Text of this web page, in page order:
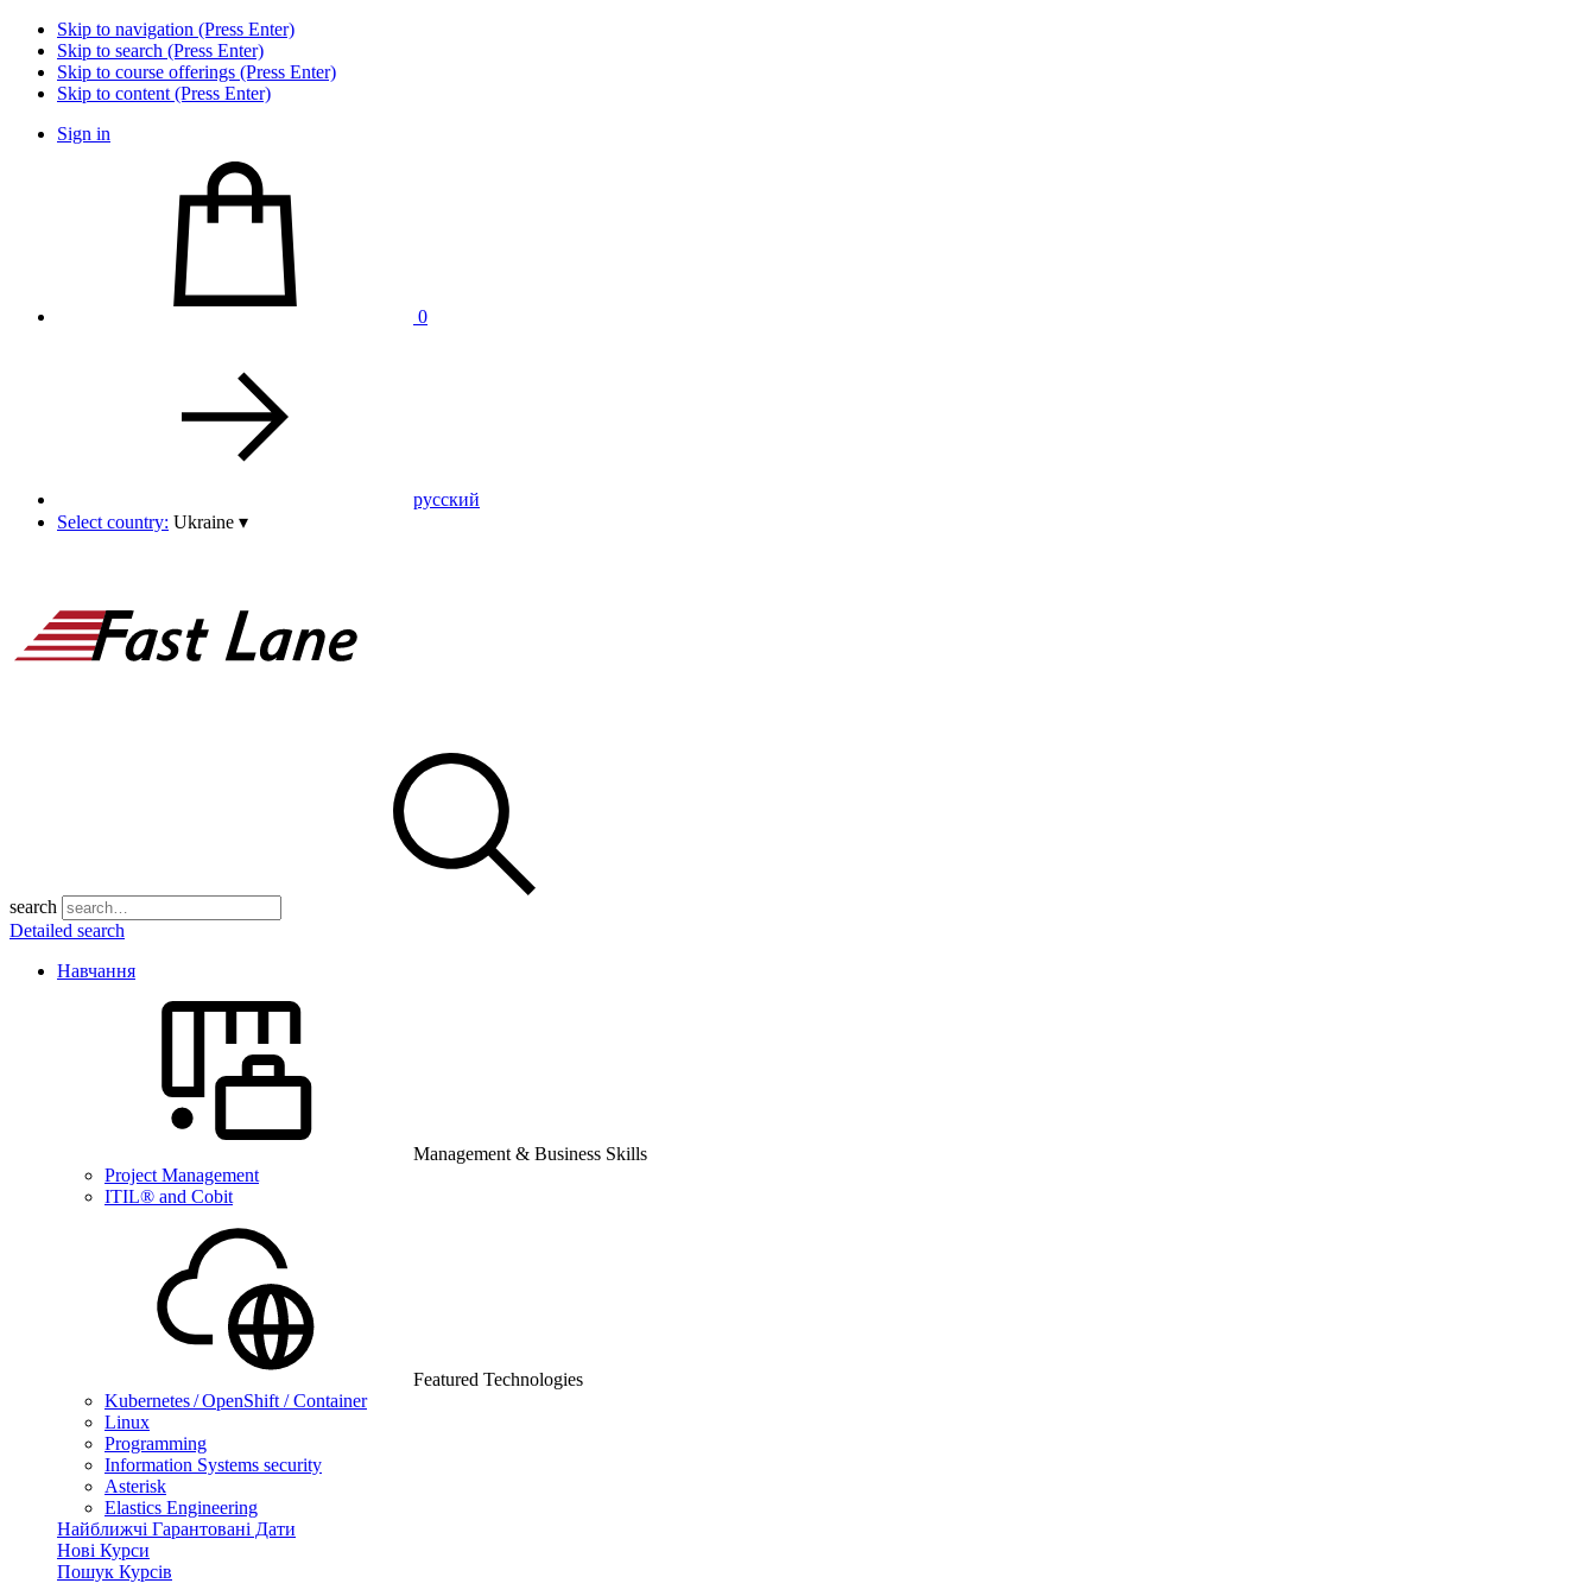
Skip to navigation (Press Enter)
Skip to search (Press Enter)
Skip to course offerings (Press Enter)
Skip to content (Press Enter)
Sign in
0
pусский
Select country: Ukraine ▾
search
Detailed search
Навчання
Management & Business Skills
Project Management
ITIL® and Cobit
Featured Technologies
Kubernetes / OpenShift / Container
Linux
Programming
Information Systems security
Asterisk
Elastics Engineering
Найближчі Гарантовані Дати
Нові Курси
Пошук Курсів